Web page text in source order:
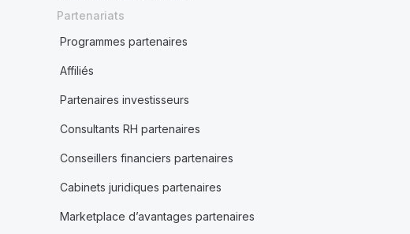
Partenariats
Programmes partenaires
Affiliés
Partenaires investisseurs
Consultants RH partenaires
Conseillers financiers partenaires
Cabinets juridiques partenaires
Marketplace d’avantages partenaires